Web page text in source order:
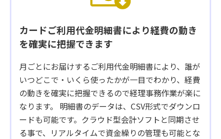
カードご利用代金明細書により経費の動き
を確実に把握できます
月ごとにお届けするご利用代金明細書により、誰が
いつどこで・いくら使ったかが一目でわかり、経費
の動きを確実に把握できるので経理事務作業が楽に
なります。 明細書のデータは、CSV形式でダウンロ
ードも可能です。クラウド型会計ソフトと同期させ
る事で、リアルタイムで資金繰りの管理も可能とな